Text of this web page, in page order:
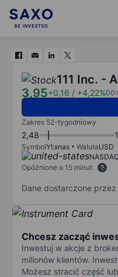
111 Inc. -
3,95+0,16 / +4,22%
Zakres 52-tygodniowy
2,48
SymbolYI:xnas WalutaUSD
Opóźnione o 15 minut
Dane dostarczone przez
Chcesz zacząć
Inwestuj w akcje z
milionów klientów.
Możesz stracić część